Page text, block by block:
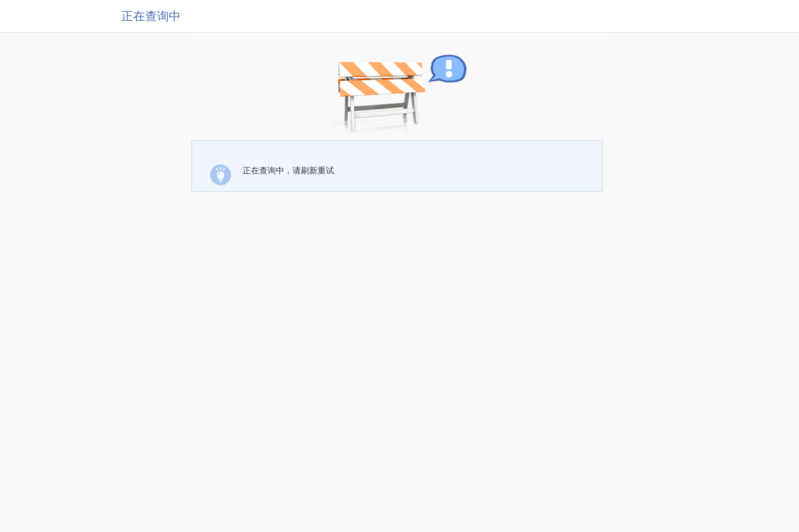
正在查询中
正在查询中，请刷新重试